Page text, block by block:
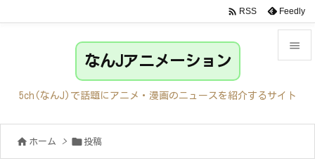

サイド
前へ
 RSS Feedly
なんJアニメーション
5ch(なんJ)で話題にアニメ・漫画のニュースを紹介するサイト
 ホーム >  投稿